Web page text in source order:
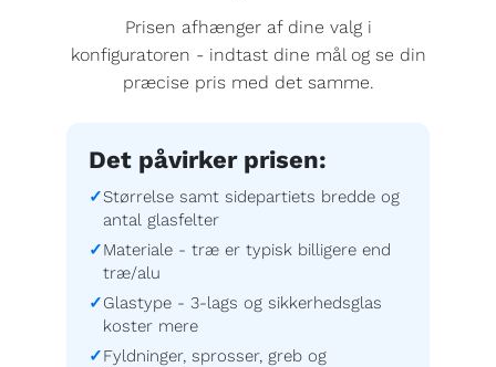
Prisen afhænger af dine valg i
konfiguratoren - indtast dine mål og se din
præcise pris med det samme.
Det påvirker prisen:
Størrelse samt sidepartiets bredde og
antal glasfelter
Materiale - træ er typisk billigere end
træ/alu
Glastype - 3-lags og sikkerhedsglas
koster mere
Fyldninger, sprosser, greb og